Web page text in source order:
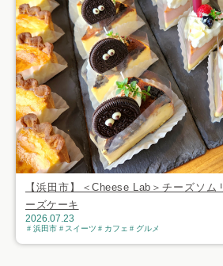
【浜田市】＜Cheese Lab＞チーズソ
ーズケーキ
2026.07.23
浜田市 スイーツ カフェ グルメ